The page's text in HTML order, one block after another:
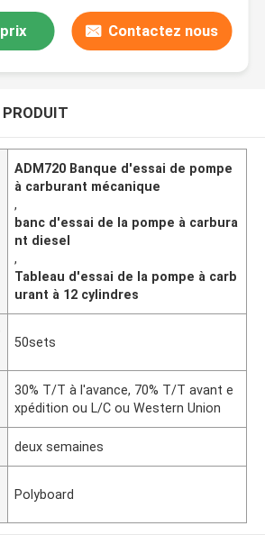
Contactez nous
ADM720 Banque d'essai de pompe
à carburant mécanique
,
banc d'essai de la pompe à carbura
nt diesel
,
Tableau d'essai de la pompe à carb
urant à 12 cylindres
50sets
30% T/T à l'avance, 70% T/T avant e
xpédition ou L/C ou Western Union
deux semaines
Polyboard